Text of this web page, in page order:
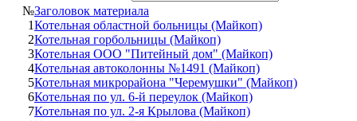
№Заголовок материала
1Котельная областной больницы (Майкоп)
2Котельная горбольницы (Майкоп)
3Котельная ООО "Питейный дом" (Майкоп)
4Котельная автоколонны №1491 (Майкоп)
5Котельная микрорайона "Черемушки" (Майкоп)
6Котельная по ул. 6-й переулок (Майкоп)
7Котельная по ул. 2-я Крылова (Майкоп)